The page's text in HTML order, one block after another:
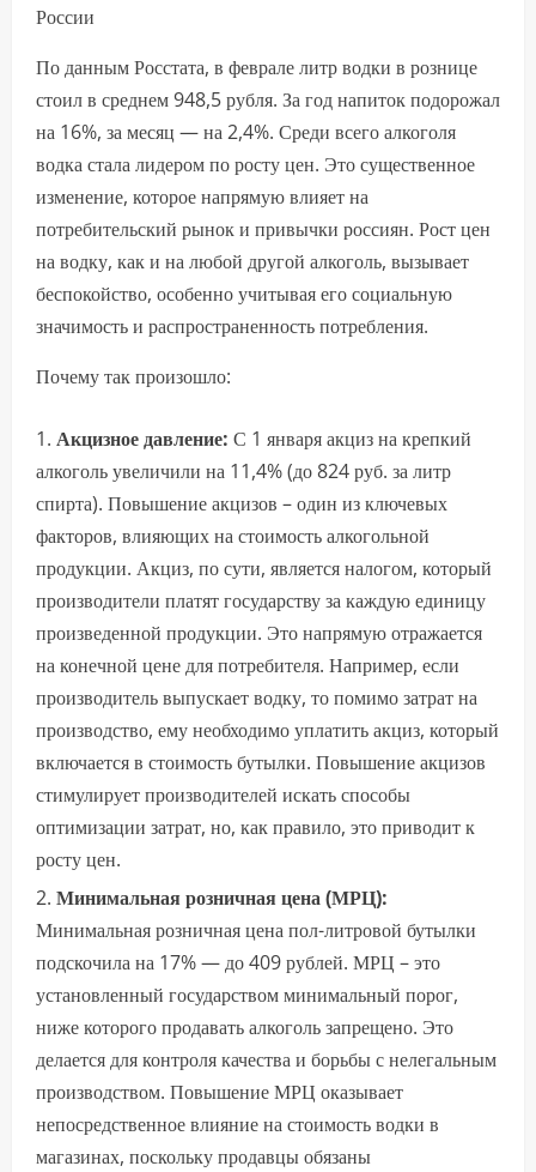
России
По данным Росстата, в феврале литр водки в рознице
стоил в среднем 948,5 рубля. За год напиток подорожал
на 16%, за месяц — на 2,4%. Среди всего алкоголя
водка стала лидером по росту цен. Это существенное
изменение, которое напрямую влияет на
потребительский рынок и привычки россиян. Рост цен
на водку, как и на любой другой алкоголь, вызывает
беспокойство, особенно учитывая его социальную
значимость и распространенность потребления.
Почему так произошло:
Акцизное давление: С 1 января акциз на крепкий
алкоголь увеличили на 11,4% (до 824 руб. за литр
спирта). Повышение акцизов – один из ключевых
факторов, влияющих на стоимость алкогольной
продукции. Акциз, по сути, является налогом, который
производители платят государству за каждую единицу
произведенной продукции. Это напрямую отражается
на конечной цене для потребителя. Например, если
производитель выпускает водку, то помимо затрат на
производство, ему необходимо уплатить акциз, который
включается в стоимость бутылки. Повышение акцизов
стимулирует производителей искать способы
оптимизации затрат, но, как правило, это приводит к
росту цен.
Минимальная розничная цена (МРЦ):
Минимальная розничная цена пол-литровой бутылки
подскочила на 17% — до 409 рублей. МРЦ – это
установленный государством минимальный порог,
ниже которого продавать алкоголь запрещено. Это
делается для контроля качества и борьбы с нелегальным
производством. Повышение МРЦ оказывает
непосредственное влияние на стоимость водки в
магазинах, поскольку продавцы обязаны